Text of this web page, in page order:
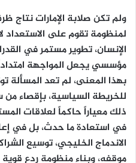
ولم تكن صلابة الإمارات نتاج
لمنظومة تقوم على الاستعداد
الإنسان، تطوير مستمر في
مؤسسي يجعل المواجهة
بهذا المعنى، لم تعد المسألة
للخريطة السياسية، بإقصاء
ذلك معياراً حاكماً لعلاقات
في استعادة ما حدث، بل في
الاندماج الخليجي، توسيع
موقفه، وبناء منظومة ردع